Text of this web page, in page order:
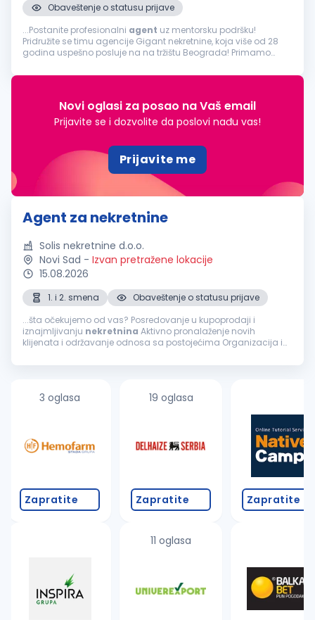
Obaveštenje o statusu prijave
...Postanite profesionalni agent uz mentorsku podršku!
Pridružite se timu agencije Gigant nekretnine, koja više od 28
godina uspešno posluje na na tržištu Beograda! Primamo
nekretnine, bilo...
Novi oglasi za posao na Vaš email
Prijavite se i dozvolite da poslovi nađu vas!
Prijavite me
Agent za nekretnine
Solis nekretnine d.o.o.
Novi Sad - Izvan pretražene lokacije
15.08.2026
1. i 2. smena
Obaveštenje o statusu prijave
...šta očekujemo od vas? Posredovanje u kupoprodaji i
iznajmljivanju nekretnina Aktivno pronalaženje novih
klijenata i održavanje odnosa sa postojećima Organizacija i
Pregovaranje...
3 oglasa
Zapratite
19 oglasa
Zapratite
11 oglasa
Zapratite